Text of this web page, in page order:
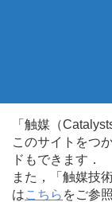
「触媒（
このサイトをつ
ドもできます．
また，「触媒技
はこちら をご参